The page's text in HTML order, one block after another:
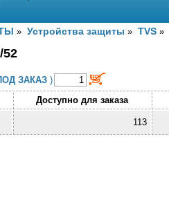
52
ЗАКАЗ )
Доступно для заказа
113
» Устройства защиты » TVS»